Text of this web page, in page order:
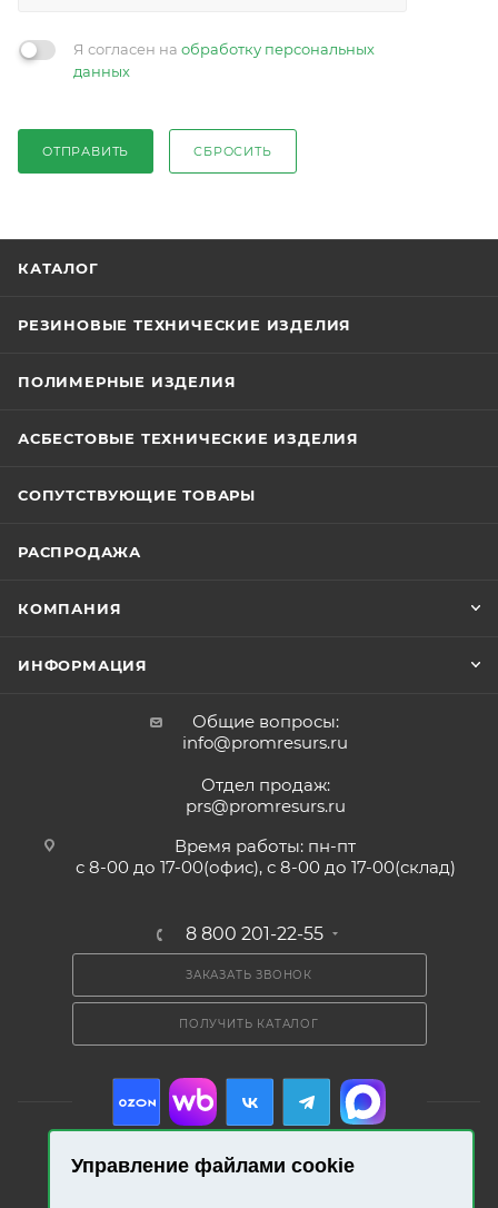
Управление файлами cookie
Я согласен на обработку персональных
данных
ОТПРАВИТЬ СБРОСИТЬ
КАТАЛОГ
РЕЗИНОВЫЕ ТЕХНИЧЕСКИЕ ИЗДЕЛИЯ
ПОЛИМЕРНЫЕ ИЗДЕЛИЯ
АСБЕСТОВЫЕ ТЕХНИЧЕСКИЕ ИЗДЕЛИЯ
СОПУТСТВУЮЩИЕ ТОВАРЫ
РАСПРОДАЖА
КОМПАНИЯ
ИНФОРМАЦИЯ
Общие вопросы:
info@promresurs.ru
Отдел продаж:
prs@promresurs.ru
Время работы: пн-пт
с 8-00 до 17-00(офис), с 8-00 до 17-00(склад)
8 800 201-22-55
ЗАКАЗАТЬ ЗВОНОК
ПОЛУЧИТЬ КАТАЛОГ